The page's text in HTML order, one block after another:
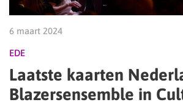
6 maart 2024
EDE
Laatste kaarten
Blazersensemble in